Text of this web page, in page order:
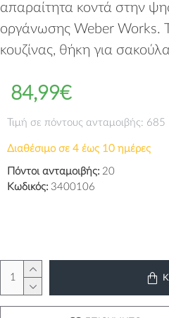
απαραίτητα κοντά στην
οργάνωσης Weber Works.
κουζίνας, θήκη για
Διαθέσιμο σε 4 έως 10 ημέρες
Πόντοι ανταμοιβής: 20
Κωδικός: 3400106
84,99€
Τιμή σε πόντους ανταμοιβής: 685